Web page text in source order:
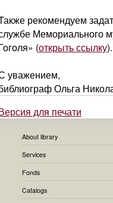
рекомендуем
Мемориального
(открыть ссылку).
уважением,
Ольга
для печати
About library
Services
Fonds
Catalogs